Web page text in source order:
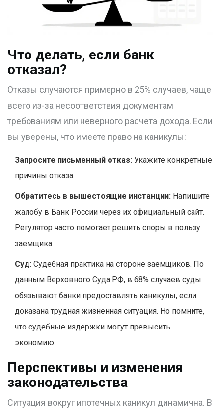
Что делать, если банк
отказал?
Отказы случаются примерно в 25% случаев, чаще
всего из-за несоответствия документам
требованиям или неверного расчета дохода. Если
вы уверены, что имеете право на каникулы:
Запросите письменный отказ: Укажите конкретные
причины отказа.
Обратитесь в вышестоящие инстанции: Напишите
жалобу в Банк России через их официальный сайт.
Регулятор часто помогает решить споры в пользу
заемщика.
Суд: Судебная практика на стороне заемщиков. По
данным Верховного Суда РФ, в 68% случаев суды
обязывают банки предоставлять каникулы, если
доказана трудная жизненная ситуация. Но помните,
что судебные издержки могут превысить
экономию.
Перспективы и изменения
законодательства
Ситуация вокруг ипотечных каникул динамична. В